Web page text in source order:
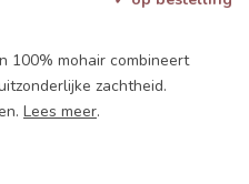
100% mohair combineert
zachtheid.
Lees meer.